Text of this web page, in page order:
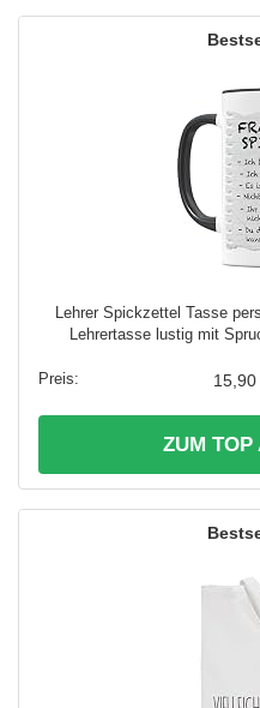
Lehrer Spickzettel Tasse
Lehrertasse lustig mit
15,90
ZUM TOP